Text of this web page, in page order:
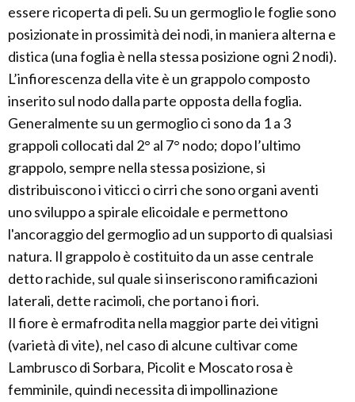
essere ricoperta di peli. Su un germoglio le foglie sono
posizionate in prossimità dei nodi, in maniera alterna e
distica (una foglia è nella stessa posizione ogni 2 nodi).
L’infiorescenza della vite è un grappolo composto
inserito sul nodo dalla parte opposta della foglia.
Generalmente su un germoglio ci sono da 1 a 3
grappoli collocati dal 2° al 7° nodo; dopo l’ultimo
grappolo, sempre nella stessa posizione, si
distribuiscono i viticci o cirri che sono organi aventi
uno sviluppo a spirale elicoidale e permettono
l'ancoraggio del germoglio ad un supporto di qualsiasi
natura. Il grappolo è costituito da un asse centrale
detto rachide, sul quale si inseriscono ramificazioni
laterali, dette racimoli, che portano i fiori.
Il fiore è ermafrodita nella maggior parte dei vitigni
(varietà di vite), nel caso di alcune cultivar come
Lambrusco di Sorbara, Picolit e Moscato rosa è
femminile, quindi necessita di impollinazione